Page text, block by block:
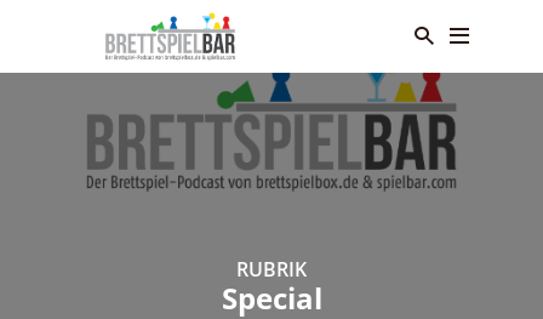
RUBRIK
Special